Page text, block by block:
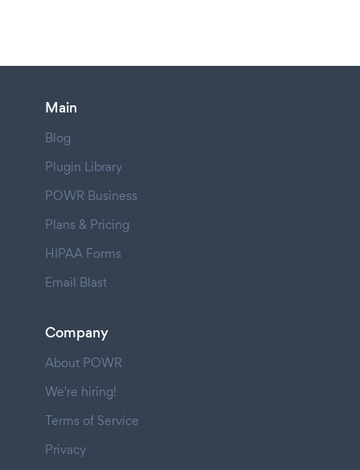
Main
Blog
Plugin Library
POWR Business
Plans & Pricing
HIPAA Forms
Email Blast
Company
About POWR
We're hiring!
Terms of Service
Privacy